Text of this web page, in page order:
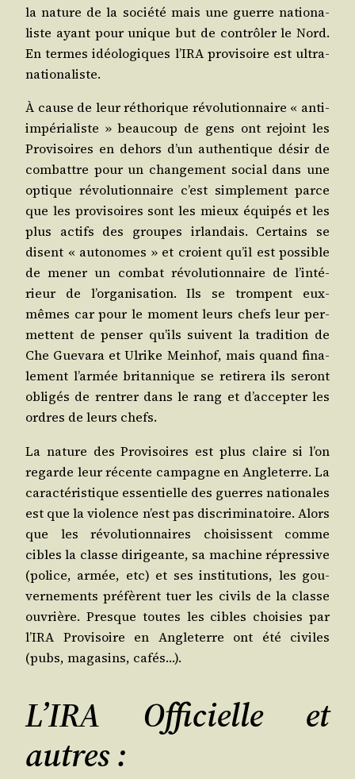
la nature de la socié­té mais une guerre natio­na­
liste ayant pour unique but de contrô­ler le Nord.
En termes idéo­lo­giques l’I­RA pro­vi­soire est ultra-
nationaliste.
À cause de leur rétho­rique révo­lu­tion­naire « anti-
impé­ria­liste » beau­coup de gens ont rejoint les
Pro­vi­soires en dehors d’un authen­tique désir de
com­battre pour un chan­ge­ment social dans une
optique révo­lu­tion­naire c’est sim­ple­ment parce
que les pro­vi­soires sont les mieux équi­pés et les
plus actifs des groupes irlan­dais. Cer­tains se
disent « auto­nomes » et croient qu’il est pos­sible
de mener un com­bat révo­lu­tion­naire de l’in­té­
rieur de l’or­ga­ni­sa­tion. Ils se trompent eux-
mêmes car pour le moment leurs chefs leur per­
mettent de pen­ser qu’ils suivent la tra­di­tion de
Che Gue­va­ra et Ulrike Mein­hof, mais quand fina­
le­ment l’ar­mée bri­tan­nique se reti­re­ra ils seront
obli­gés de ren­trer dans le rang et d’ac­cep­ter les
ordres de leurs chefs.
La nature des Pro­vi­soires est plus claire si l’on
regarde leur récente cam­pagne en Angle­terre. La
carac­té­ris­tique essen­tielle des guerres natio­nales
est que la vio­lence n’est pas dis­cri­mi­na­toire. Alors
que les révo­lu­tion­naires choi­sissent comme
cibles la classe diri­geante, sa machine répres­sive
(police, armée, etc) et ses ins­ti­tu­tions, les gou­
ver­ne­ments pré­fèrent tuer les civils de la classe
ouvrière. Presque toutes les cibles choi­sies par
l’I­RA Pro­vi­soire en Angle­terre ont été civiles
(pubs, maga­sins, cafés…).
L’IRA Officielle et
autres :